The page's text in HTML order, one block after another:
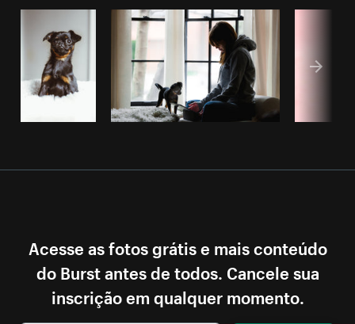
Acesse as fotos grátis e mais conteúdo
do Burst antes de todos. Cancele sua
inscrição em qualquer momento.